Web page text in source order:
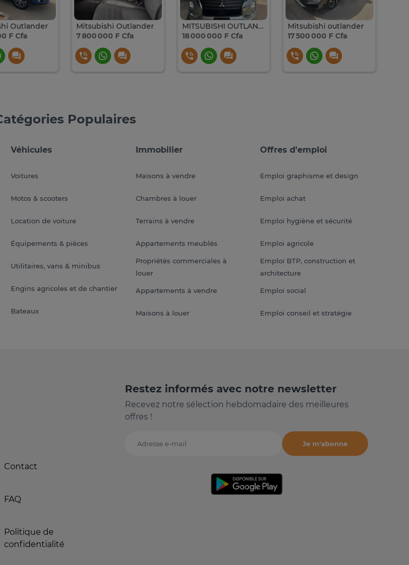
Outlander
F Cfa
Mitsubishi Outlander
7 800 000 F Cfa
MITSUBISHI OUTLANDER
18 000 000 F Cfa
Mitsubishi outlander
17 500 000 F Cfa
Populaires
Véhicules
Voitures
Motos & scooters
Location de voiture
Équipements & pièces
Utilitaires, vans & minibus
Engins agricoles et de chantier
Bateaux
Immobilier
Maisons à vendre
Chambres à louer
Terrains à vendre
Appartements meublés
Propriétés commerciales à
louer
Appartements à vendre
Maisons à louer
Offres d'emploi
Emploi graphisme et design
Emploi achat
Emploi hygiène et sécurité
Emploi agricole
Emploi BTP, construction et
architecture
Emploi social
Emploi conseil et stratégie
Contact
FAQ
Politique de
confidentialité
Restez informés avec notre newsletter
Recevez notre sélection hebdomadaire des meilleures
offres !
Adresse e-mail
Je m'abonne